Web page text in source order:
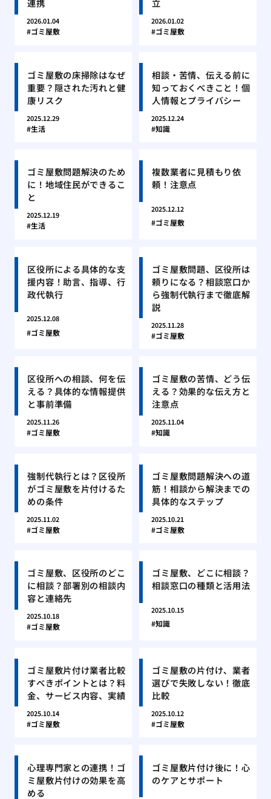
連携
2026.01.04
ゴミ屋敷
立
2026.01.02
ゴミ屋敷
ゴミ屋敷の床掃除はなぜ
重要？隠された汚れと健
康リスク
2025.12.29
生活
相談・苦情、伝える前に
知っておくべきこと！個
人情報とプライバシー
2025.12.24
知識
ゴミ屋敷問題解決のため
に！地域住民ができるこ
と
2025.12.19
生活
複数業者に見積もり依
頼！注意点
2025.12.12
ゴミ屋敷
区役所による具体的な支
援内容！助言、指導、行
政代執行
2025.12.08
ゴミ屋敷
ゴミ屋敷問題、区役所は
頼りになる？相談窓口か
ら強制代執行まで徹底解
説
2025.11.28
ゴミ屋敷
区役所への相談、何を伝
える？具体的な情報提供
と事前準備
2025.11.26
ゴミ屋敷
ゴミ屋敷の苦情、どう伝
える？効果的な伝え方と
注意点
2025.11.04
知識
強制代執行とは？区役所
がゴミ屋敷を片付けるた
めの条件
2025.11.02
ゴミ屋敷
ゴミ屋敷問題解決への道
筋！相談から解決までの
具体的なステップ
2025.10.21
ゴミ屋敷
ゴミ屋敷、区役所のどこ
に相談？部署別の相談内
容と連絡先
2025.10.18
ゴミ屋敷
ゴミ屋敷、どこに相談？
相談窓口の種類と活用法
2025.10.15
知識
ゴミ屋敷片付け業者比較
すべきポイントとは？料
金、サービス内容、実績
2025.10.14
ゴミ屋敷
ゴミ屋敷の片付け、業者
選びで失敗しない！徹底
比較
2025.10.12
ゴミ屋敷
心理専門家との連携！ゴ
ミ屋敷片付けの効果を高
める
ゴミ屋敷片付け後に！心
のケアとサポート